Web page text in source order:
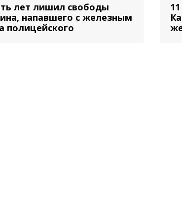
лет лишил свободы
напавшего с железным
полицейского